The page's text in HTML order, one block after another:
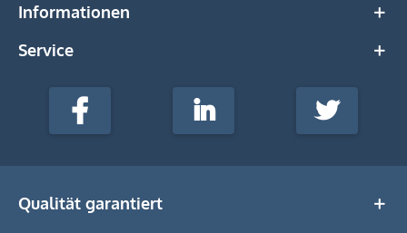
Informationen
Service
stempel-
Media
Facebook LinkedIn Twitter
Qualität garantiert